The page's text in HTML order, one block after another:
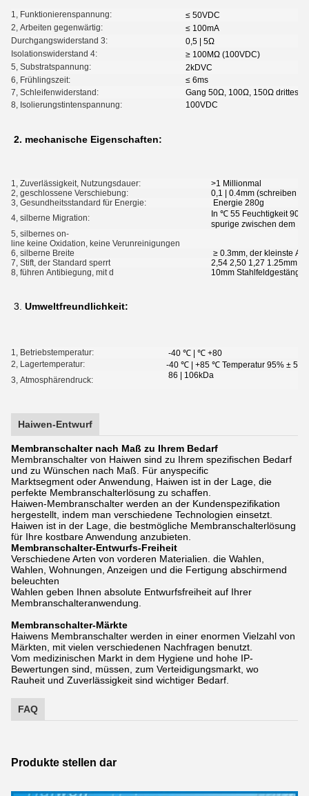
1, Funktionierenspannung:
≤ 50VDC
2, Arbeiten gegenwärtig:
≤ 100mA
Durchgangswiderstand 3:
0,5 | 5Ω
Isolationswiderstand 4:
≥ 100MΩ (100VDC)
5, Substratspannung:
2kDVC
6, Frühlingszeit:
≤ 6ms
7, Schleifenwiderstand:
Gang 50Ω, 100Ω, 150Ω drittes
8, Isolierungstintenspannung:
100VDC
2. mechanische Eigenschaften:
1, Zuverlässigkeit, Nutzungsdauer:
>1 Millionmal
2, geschlossene Verschiebung:
0,1 | 0.4mm (schreiben
3, Gesundheitsstandard für Energie:
Energie 280g
4, silberne Migration:
In ℃ 55 Feuchtigkeit
spurige zwischen dem
5, silbernes on-
line keine Oxidation, keine Verunreinigungen
6, silberne Breite
≥ 0.3mm, der kleinste
7, Stift, der Standard sperrt
2,54 2,50 1,27 1.25mm
8, führen Antibiegung, mit d
10mm Stahlfeldgestänge
3. Umweltfreundlichkeit:
1, Betriebstemperatur:
-40 ℃ | ℃ +80
2, Lagertemperatur:
-40 ℃ | +85 ℃ Temperatur 95% ± 5%
3, Atmosphärendruck:
86 | 106kDa
Haiwen-Entwurf
Membranschalter nach Maß zu Ihrem Bedarf
Membranschalter von Haiwen sind zu Ihrem spezifischen Bedarf
und zu Wünschen nach Maß. Für anyspecific
Marktsegment oder Anwendung, Haiwen ist in der Lage, die
perfekte Membranschalterlösung zu schaffen.
Haiwen-Membranschalter werden an der Kundenspezifikation
hergestellt, indem man verschiedene Technologien einsetzt.
Haiwen ist in der Lage, die bestmögliche Membranschalterlösung
für Ihre kostbare Anwendung anzubieten.
Membranschalter-Entwurfs-Freiheit
Verschiedene Arten von vorderen Materialien. die Wahlen,
Wahlen, Wohnungen, Anzeigen und die Fertigung abschirmend
beleuchten
Wahlen geben Ihnen absolute Entwurfsfreiheit auf Ihrer
Membranschalteranwendung.
Membranschalter-Märkte
Haiwens Membranschalter werden in einer enormen Vielzahl von
Märkten, mit vielen verschiedenen Nachfragen benutzt.
Vom medizinischen Markt in dem Hygiene und hohe IP-
Bewertungen sind, müssen, zum Verteidigungsmarkt, wo
Rauheit und Zuverlässigkeit sind wichtiger Bedarf.
FAQ
Produkte stellen dar